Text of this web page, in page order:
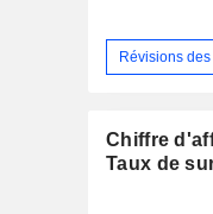
Révisions
Chiffre
Taux de